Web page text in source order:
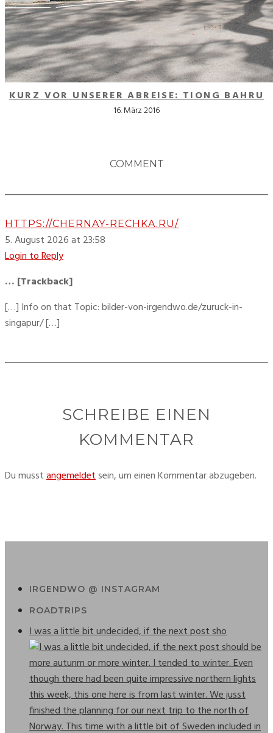
KURZ VOR UNSERER ABREISE: TIONG BAHRU
16. März 2016
COMMENT
HTTPS://CHERNAY-RECHKA.RU/
5. August 2026 at 23:58
Login to Reply
… [Trackback]
[…] Info on that Topic: bilder-von-irgendwo.de/zuruck-in-
singapur/ […]
SCHREIBE EINEN
KOMMENTAR
Du musst angemeldet sein, um einen Kommentar abzugeben.
IRGENDWO @ INSTAGRAM
ROADTRIPS
I was a little bit undecided, if the next post sho